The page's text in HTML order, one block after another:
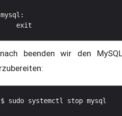
mysql:
beenden wir den